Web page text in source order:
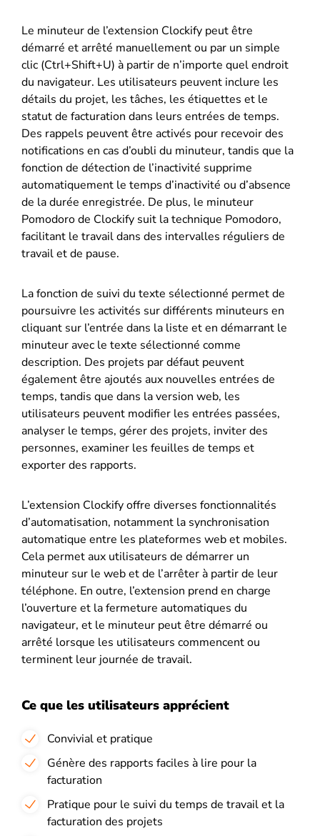
Le minuteur de l’extension Clockify peut être
démarré et arrêté manuellement ou par un simple
clic (Ctrl+Shift+U) à partir de n’importe quel endroit
du navigateur. Les utilisateurs peuvent inclure les
détails du projet, les tâches, les étiquettes et le
statut de facturation dans leurs entrées de temps.
Des rappels peuvent être activés pour recevoir des
notifications en cas d’oubli du minuteur, tandis que la
fonction de détection de l’inactivité supprime
automatiquement le temps d’inactivité ou d’absence
de la durée enregistrée. De plus, le minuteur
Pomodoro de Clockify suit la technique Pomodoro,
facilitant le travail dans des intervalles réguliers de
travail et de pause.
La fonction de suivi du texte sélectionné permet de
poursuivre les activités sur différents minuteurs en
cliquant sur l’entrée dans la liste et en démarrant le
minuteur avec le texte sélectionné comme
description. Des projets par défaut peuvent
également être ajoutés aux nouvelles entrées de
temps, tandis que dans la version web, les
utilisateurs peuvent modifier les entrées passées,
analyser le temps, gérer des projets, inviter des
personnes, examiner les feuilles de temps et
exporter des rapports.
L’extension Clockify offre diverses fonctionnalités
d’automatisation, notamment la synchronisation
automatique entre les plateformes web et mobiles.
Cela permet aux utilisateurs de démarrer un
minuteur sur le web et de l’arrêter à partir de leur
téléphone. En outre, l’extension prend en charge
l’ouverture et la fermeture automatiques du
navigateur, et le minuteur peut être démarré ou
arrêté lorsque les utilisateurs commencent ou
terminent leur journée de travail.
Ce que les utilisateurs apprécient
Convivial et pratique
Génère des rapports faciles à lire pour la
facturation
Pratique pour le suivi du temps de travail et la
facturation des projets